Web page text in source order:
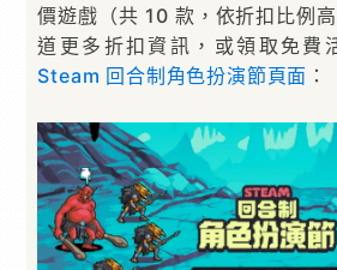
價遊戲（共 10 款，依折扣比例
道更多折扣資訊，或領取免費
Steam 回合制角色扮演節頁面 ：